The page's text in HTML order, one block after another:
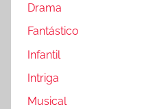
Drama
Fantástico
Infantil
Intriga
Musical